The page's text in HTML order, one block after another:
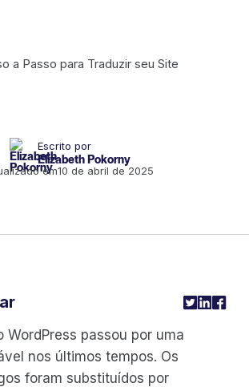
Escrito por
Elizabeth Pokorny
em10 de abril de 2025
WordPress passou por uma
nos últimos tempos. Os
foram substituídos por